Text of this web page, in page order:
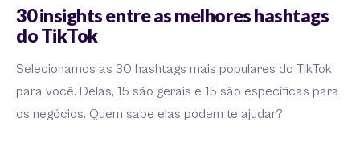
30 insights entre as melhores hashtags
do TikTok
Selecionamos as 30 hashtags mais populares do TikTok
para você. Delas, 15 são gerais e 15 são específicas para
os negócios. Quem sabe elas podem te ajudar?